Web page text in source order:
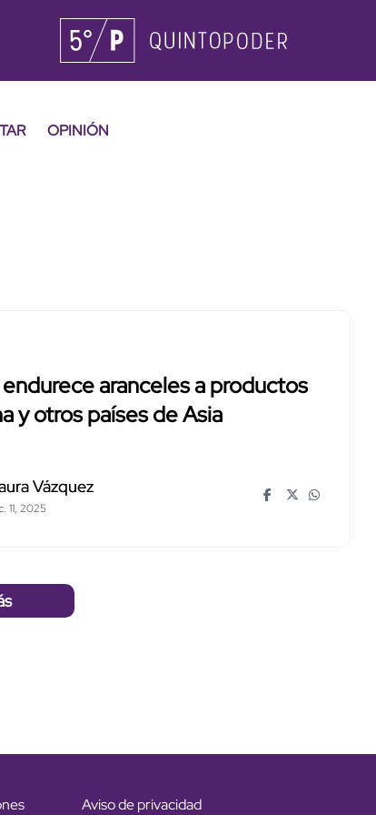
OPINIÓN
aranceles a productos
y otros países de Asia
Vázquez
11, 2025
Aviso de privacidad